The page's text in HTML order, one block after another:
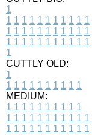
1
1 1 1 1 1 1 1 1 1 1 1
1 1 1 1 1 1 1 1 1 1 1
1 1 1 1 1 1 1 1 1 1 1
1
CUTTLY OLD:
1
1 1 1 1 1 1 1 1 1 1
MEDIUM:
1 1 1 1 1 1 1 1 1 1
1 1 1 1 1 1 1 1 1 1 1
1 1 1 1 1 1 1 1 1 1 1